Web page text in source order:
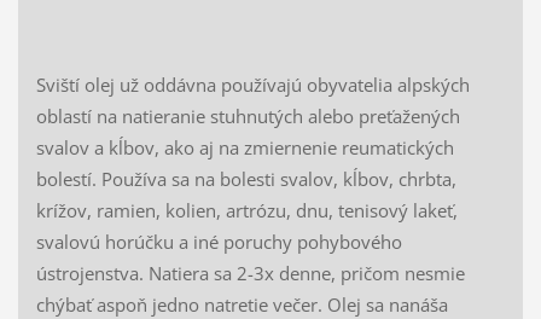
Sviští olej už oddávna používajú obyvatelia alpských
oblastí na natieranie stuhnutých alebo preťažených
svalov a kĺbov, ako aj na zmiernenie reumatických
bolestí. Používa sa na bolesti svalov, kĺbov, chrbta,
krížov, ramien, kolien, artrózu, dnu, tenisový lakeť,
svalovú horúčku a iné poruchy pohybového
ústrojenstva. Natiera sa 2-3x denne, pričom nesmie
chýbať aspoň jedno natretie večer. Olej sa nanáša